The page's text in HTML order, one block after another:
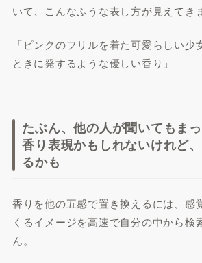
いて、こんなふうな表し方が見えてき
「ピンクのフリルを着た可愛らしい少
ときに発するような優しい香り」
たぶん、他の人が聞いてもま
香り表現かもしれないけれど
るかも
香りを他の五感で置き換えるには、感
くるイメージを高速で自分の中から検
ん。